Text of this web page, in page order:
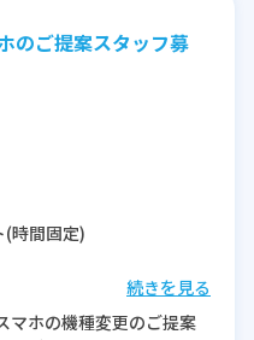
のご提案スタッフ募
(時間固定)
続きを見る
マホの機種変更のご提案